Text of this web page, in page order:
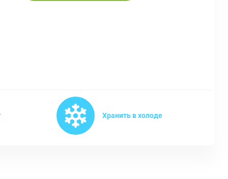
Хранить в холоде